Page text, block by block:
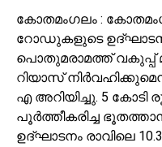
കോതമംഗലം :
റോഡുകളുടെ
പൊതുമരാമത്ത് വകുപ്പ്
റിയാസ്
എ അറിയിച്ചു. 5 കോടി
പൂർത്തീകരിച്ച
ഉദ്ഘാടനം രാവിലെ